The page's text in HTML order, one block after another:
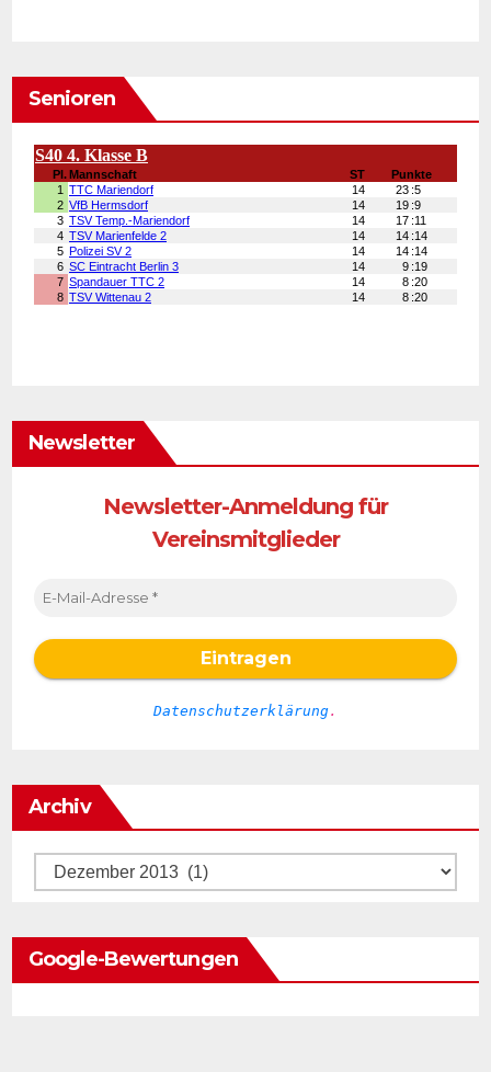
Senioren
Newsletter
Newsletter-Anmeldung für
Vereinsmitglieder
Datenschutzerklärung.
Archiv
Archiv
Google-Bewertungen